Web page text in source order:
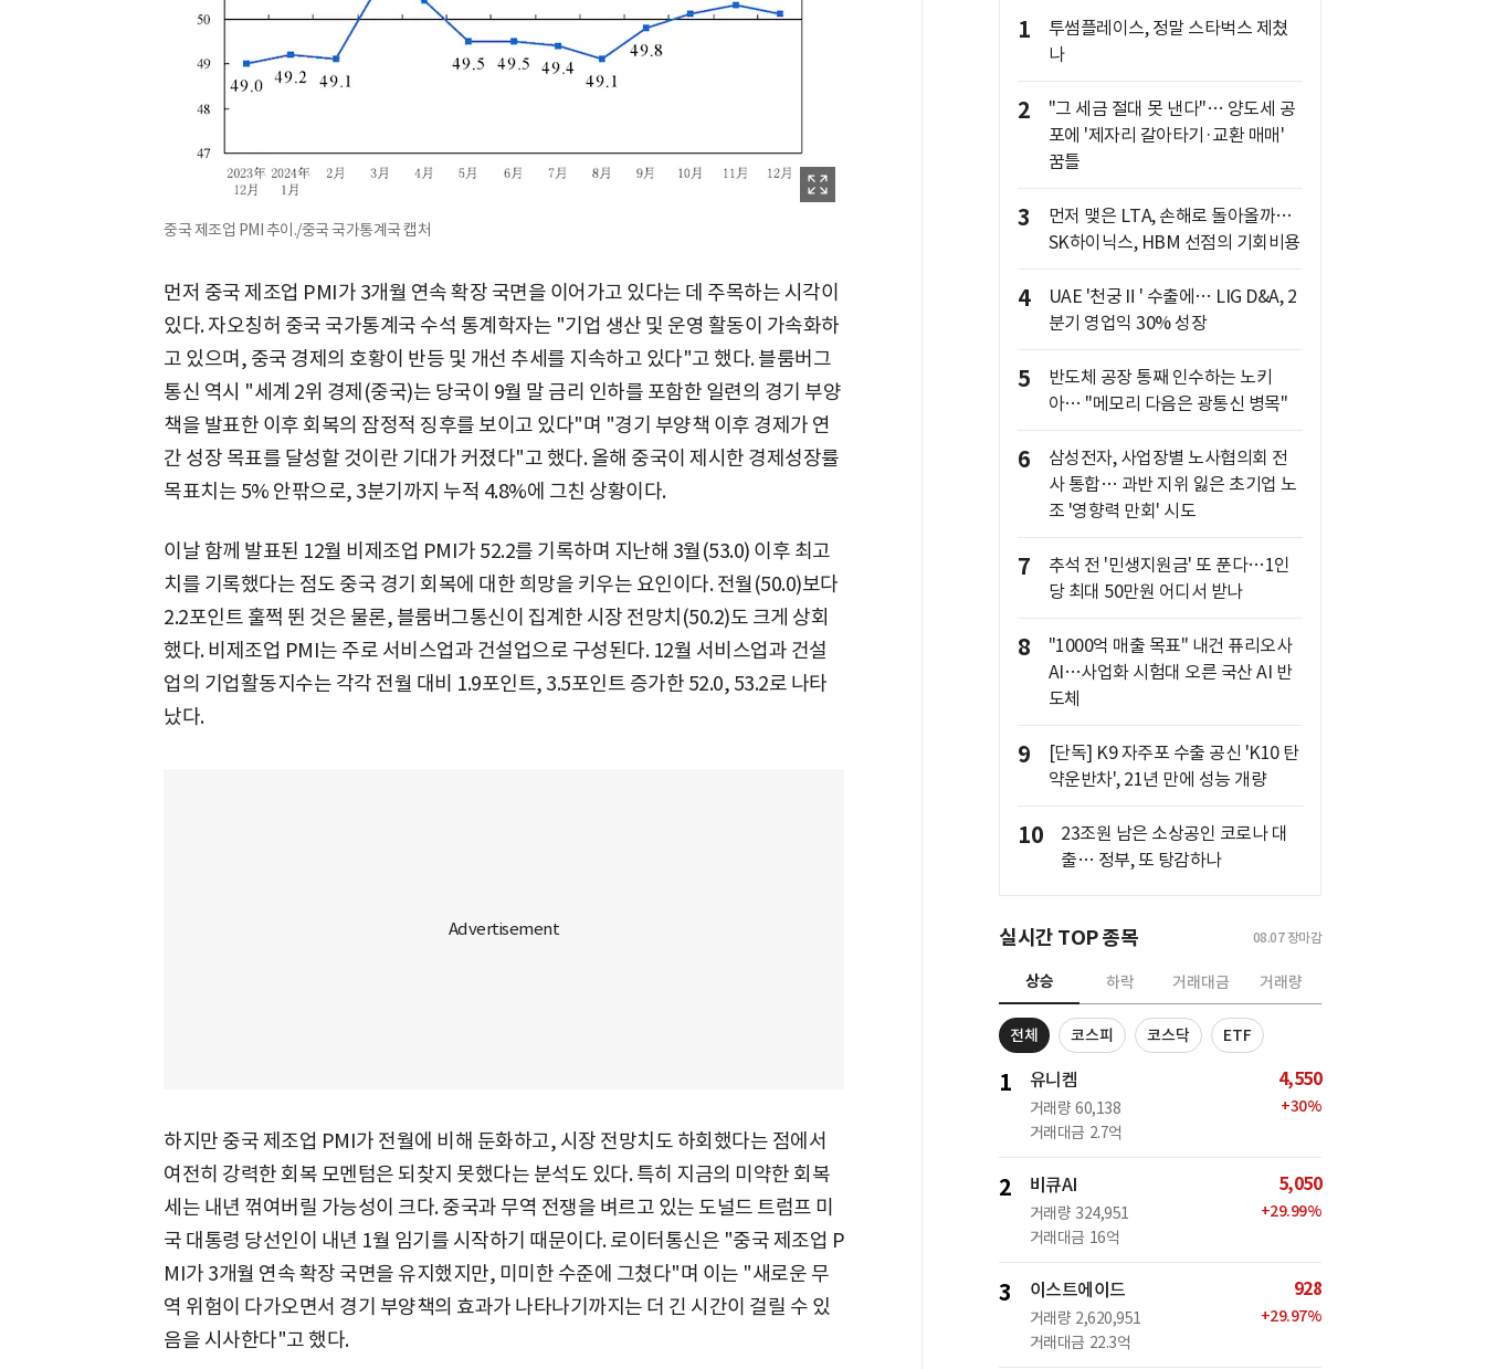
중국 제조업 PMI 추이./중국 국가통계국 캡처
먼저 중국 제조업 PMI가 3개월 연속 확장 국면을 이어가고 있다는 데 주목하는 시각이
있다. 자오칭허 중국 국가통계국 수석 통계학자는 "기업 생산 및 운영 활동이 가속화하
고 있으며, 중국 경제의 호황이 반등 및 개선 추세를 지속하고 있다"고 했다. 블룸버그
통신 역시 "세계 2위 경제(중국)는 당국이 9월 말 금리 인하를 포함한 일련의 경기 부양
책을 발표한 이후 회복의 잠정적 징후를 보이고 있다"며 "경기 부양책 이후 경제가 연
간 성장 목표를 달성할 것이란 기대가 커졌다"고 했다. 올해 중국이 제시한 경제성장률
목표치는 5% 안팎으로, 3분기까지 누적 4.8%에 그친 상황이다.
이날 함께 발표된 12월 비제조업 PMI가 52.2를 기록하며 지난해 3월(53.0) 이후 최고
치를 기록했다는 점도 중국 경기 회복에 대한 희망을 키우는 요인이다. 전월(50.0)보다
2.2포인트 훌쩍 뛴 것은 물론, 블룸버그통신이 집계한 시장 전망치(50.2)도 크게 상회
했다. 비제조업 PMI는 주로 서비스업과 건설업으로 구성된다. 12월 서비스업과 건설
업의 기업활동지수는 각각 전월 대비 1.9포인트, 3.5포인트 증가한 52.0, 53.2로 나타
났다.
하지만 중국 제조업 PMI가 전월에 비해 둔화하고, 시장 전망치도 하회했다는 점에서
여전히 강력한 회복 모멘텀은 되찾지 못했다는 분석도 있다. 특히 지금의 미약한 회복
세는 내년 꺾여버릴 가능성이 크다. 중국과 무역 전쟁을 벼르고 있는 도널드 트럼프 미
국 대통령 당선인이 내년 1월 임기를 시작하기 때문이다. 로이터통신은 "중국 제조업 P
MI가 3개월 연속 확장 국면을 유지했지만, 미미한 수준에 그쳤다"며 이는 "새로운 무
역 위험이 다가오면서 경기 부양책의 효과가 나타나기까지는 더 긴 시간이 걸릴 수 있
음을 시사한다"고 했다.
1
투썸플레이스, 정말 스타벅스 제쳤
나
2
"그 세금 절대 못 낸다"… 양도세 공
포에 '제자리 갈아타기·교환 매매'
꿈틀
3
먼저 맺은 LTA, 손해로 돌아올까…
SK하이닉스, HBM 선점의 기회비용
4
UAE '천궁Ⅱ' 수출에… LIG D&A, 2
분기 영업익 30% 성장
5
반도체 공장 통째 인수하는 노키
아… "메모리 다음은 광통신 병목"
6
삼성전자, 사업장별 노사협의회 전
사 통합… 과반 지위 잃은 초기업 노
조 '영향력 만회' 시도
7
추석 전 '민생지원금' 또 푼다…1인
당 최대 50만원 어디서 받나
8
"1000억 매출 목표" 내건 퓨리오사
AI…사업화 시험대 오른 국산 AI 반
도체
9
[단독] K9 자주포 수출 공신 'K10 탄
약운반차', 21년 만에 성능 개량
10
23조원 남은 소상공인 코로나 대
출… 정부, 또 탕감하나
실시간 TOP 종목 08.07 장마감
상승 하락 거래대금 거래량
전체 코스피 코스닥 ETF
1 유니켐
거래량 60,138
거래대금 2.7억
4,550
+30%
2 비큐AI
거래량 324,951
거래대금 16억
5,050
+29.99%
3 이스트에이드
거래량 2,620,951
거래대금 22.3억
928
+29.97%